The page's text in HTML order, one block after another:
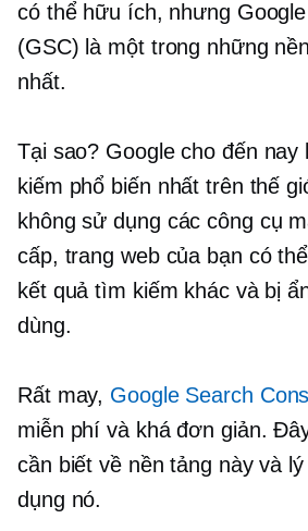
có thể hữu ích, nhưng
(GSC) là một trong những
nhất.
Tại sao? Google cho đến nay
kiếm phổ biến nhất trên thế
không sử dụng các công cụ
cấp, trang web của bạn có
kết quả tìm kiếm khác và bị
dùng.
Rất may, Google Search
miễn phí và khá đơn giản.
cần biết về nền tảng này và
dụng nó.